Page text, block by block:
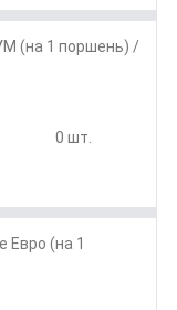
(на 1 поршень) /
0 шт.
Евро (на 1